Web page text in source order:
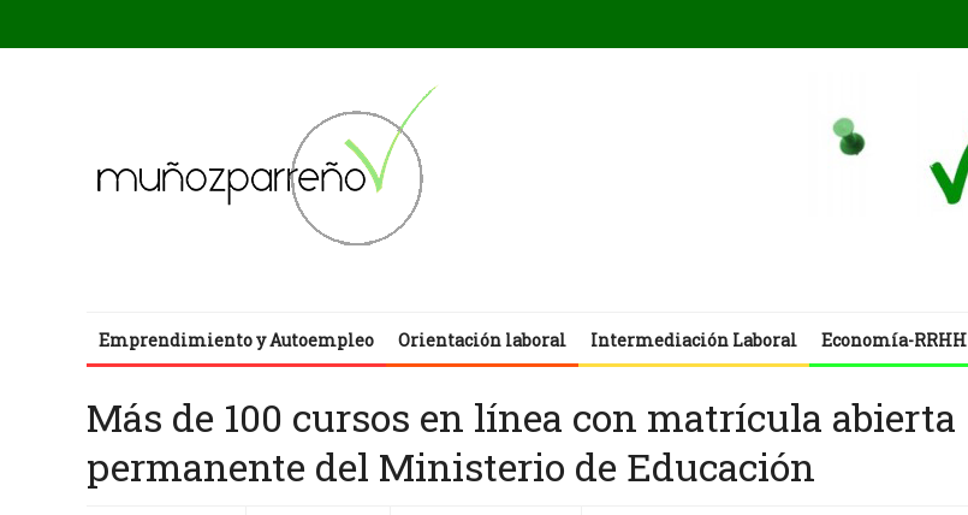
Emprendimiento y Autoempleo Orientación laboral Intermediación Laboral Economía-RRHH
Más de 100 cursos en línea con matrícula abierta
permanente del Ministerio de Educación